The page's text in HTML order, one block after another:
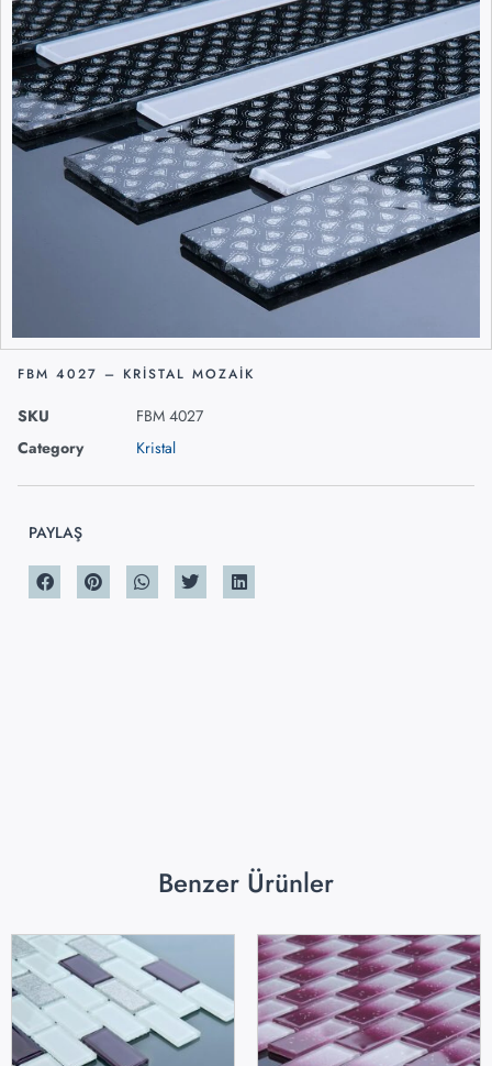
FBM 4027 – KRISTAL MOZAIK
SKU
FBM 4027
Category
Kristal
PAYLAŞ
Benzer Ürünler